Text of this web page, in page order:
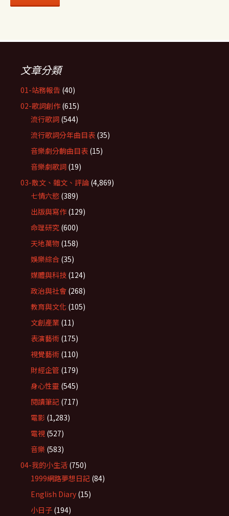
文章分類
01-站務報告 (40)
02-歌詞創作 (615)
流行歌詞 (544)
流行歌詞分年曲目表 (35)
音樂劇分齣曲目表 (15)
音樂劇歌詞 (19)
03-散文、雜文、評論 (4,869)
七情六慾 (389)
出版與寫作 (129)
命理研究 (600)
天地萬物 (158)
娛樂綜合 (35)
媒體與科技 (124)
政治與社會 (268)
教育與文化 (105)
文創產業 (11)
表演藝術 (175)
視覺藝術 (110)
財經企管 (179)
身心性靈 (545)
閱讀筆記 (717)
電影 (1,283)
電視 (527)
音樂 (583)
04-我的小生活 (750)
1999網路夢想日記 (84)
English Diary (15)
小日子 (194)